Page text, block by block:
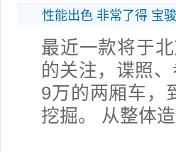
性能出色 非常了得 宝
最近一款将于
的关注，谍照
9万的两厢车，
挖掘。 从整体